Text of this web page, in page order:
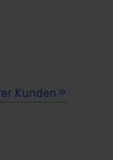
Kunden